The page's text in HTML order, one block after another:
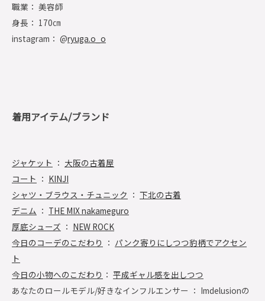
職業： 美容師
身長： 170㎝
instagram： @ryuga.o_o
着用アイテム/ブランド
ジャケット ： 大阪の古着屋
コート ： KINJI
シャツ・ブラウス・チュニック ： 下北の古着
デニム ： THE MIX nakameguro
厚底シューズ ： NEW ROCK
今日のコーデのこだわり ： パンク寄りにしつつ豹柄でアクセン
ト
今日の小物へのこだわり ： 平成ギャル感を出しつつ
あなたのロールモデル/好きなインフルエンサー ： Imdelusionの